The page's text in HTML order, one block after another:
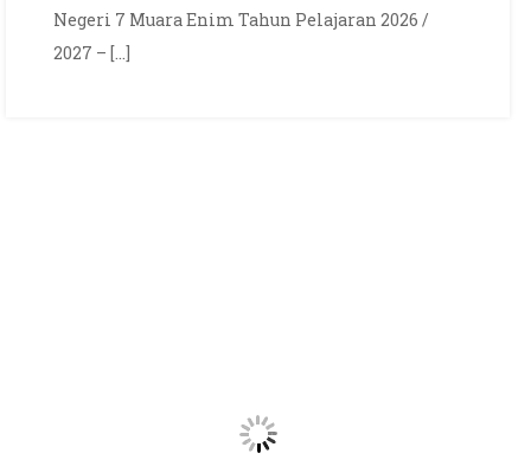
TAHUN
PELAJARAN
Negeri 7 Muara Enim Tahun Pelajaran 2026 /
2027 – […]